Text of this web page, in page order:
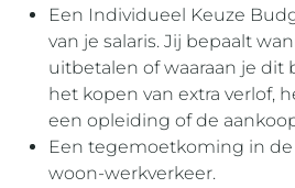
Een Individueel Keuze
van je salaris. Jij bepaalt
uitbetalen of waaraan je dit
het kopen van extra verlof,
een opleiding of de
Een tegemoetkoming in
woon-werkverkeer.